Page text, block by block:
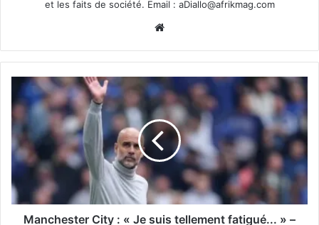
et les faits de société. Email : aDiallo@afrikmag.com
Manchester City : « Je suis tellement fatigué... » –